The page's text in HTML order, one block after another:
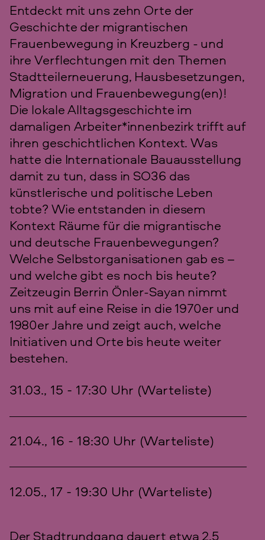
Entdeckt mit uns zehn Orte der
Geschichte der migrantischen
Frauenbewegung in Kreuzberg - und
ihre Verflechtungen mit den Themen
Stadtteilerneuerung, Hausbesetzungen,
Migration und Frauenbewegung(en)!
Die lokale Alltagsgeschichte im
damaligen Arbeiter*innenbezirk trifft auf
ihren geschichtlichen Kontext. Was
hatte die Internationale Bauausstellung
damit zu tun, dass in SO36 das
künstlerische und politische Leben
tobte? Wie entstanden in diesem
Kontext Räume für die migrantische
und deutsche Frauenbewegungen?
Welche Selbstorganisationen gab es –
und welche gibt es noch bis heute?
Zeitzeugin Berrin Önler-Sayan nimmt
uns mit auf eine Reise in die 1970er und
1980er Jahre und zeigt auch, welche
Initiativen und Orte bis heute weiter
bestehen.
31.03., 15 - 17:30 Uhr (Warteliste)
21.04., 16 - 18:30 Uhr (Warteliste)
12.05., 17 - 19:30 Uhr (Warteliste)
Der Stadtrundgang dauert etwa 2,5